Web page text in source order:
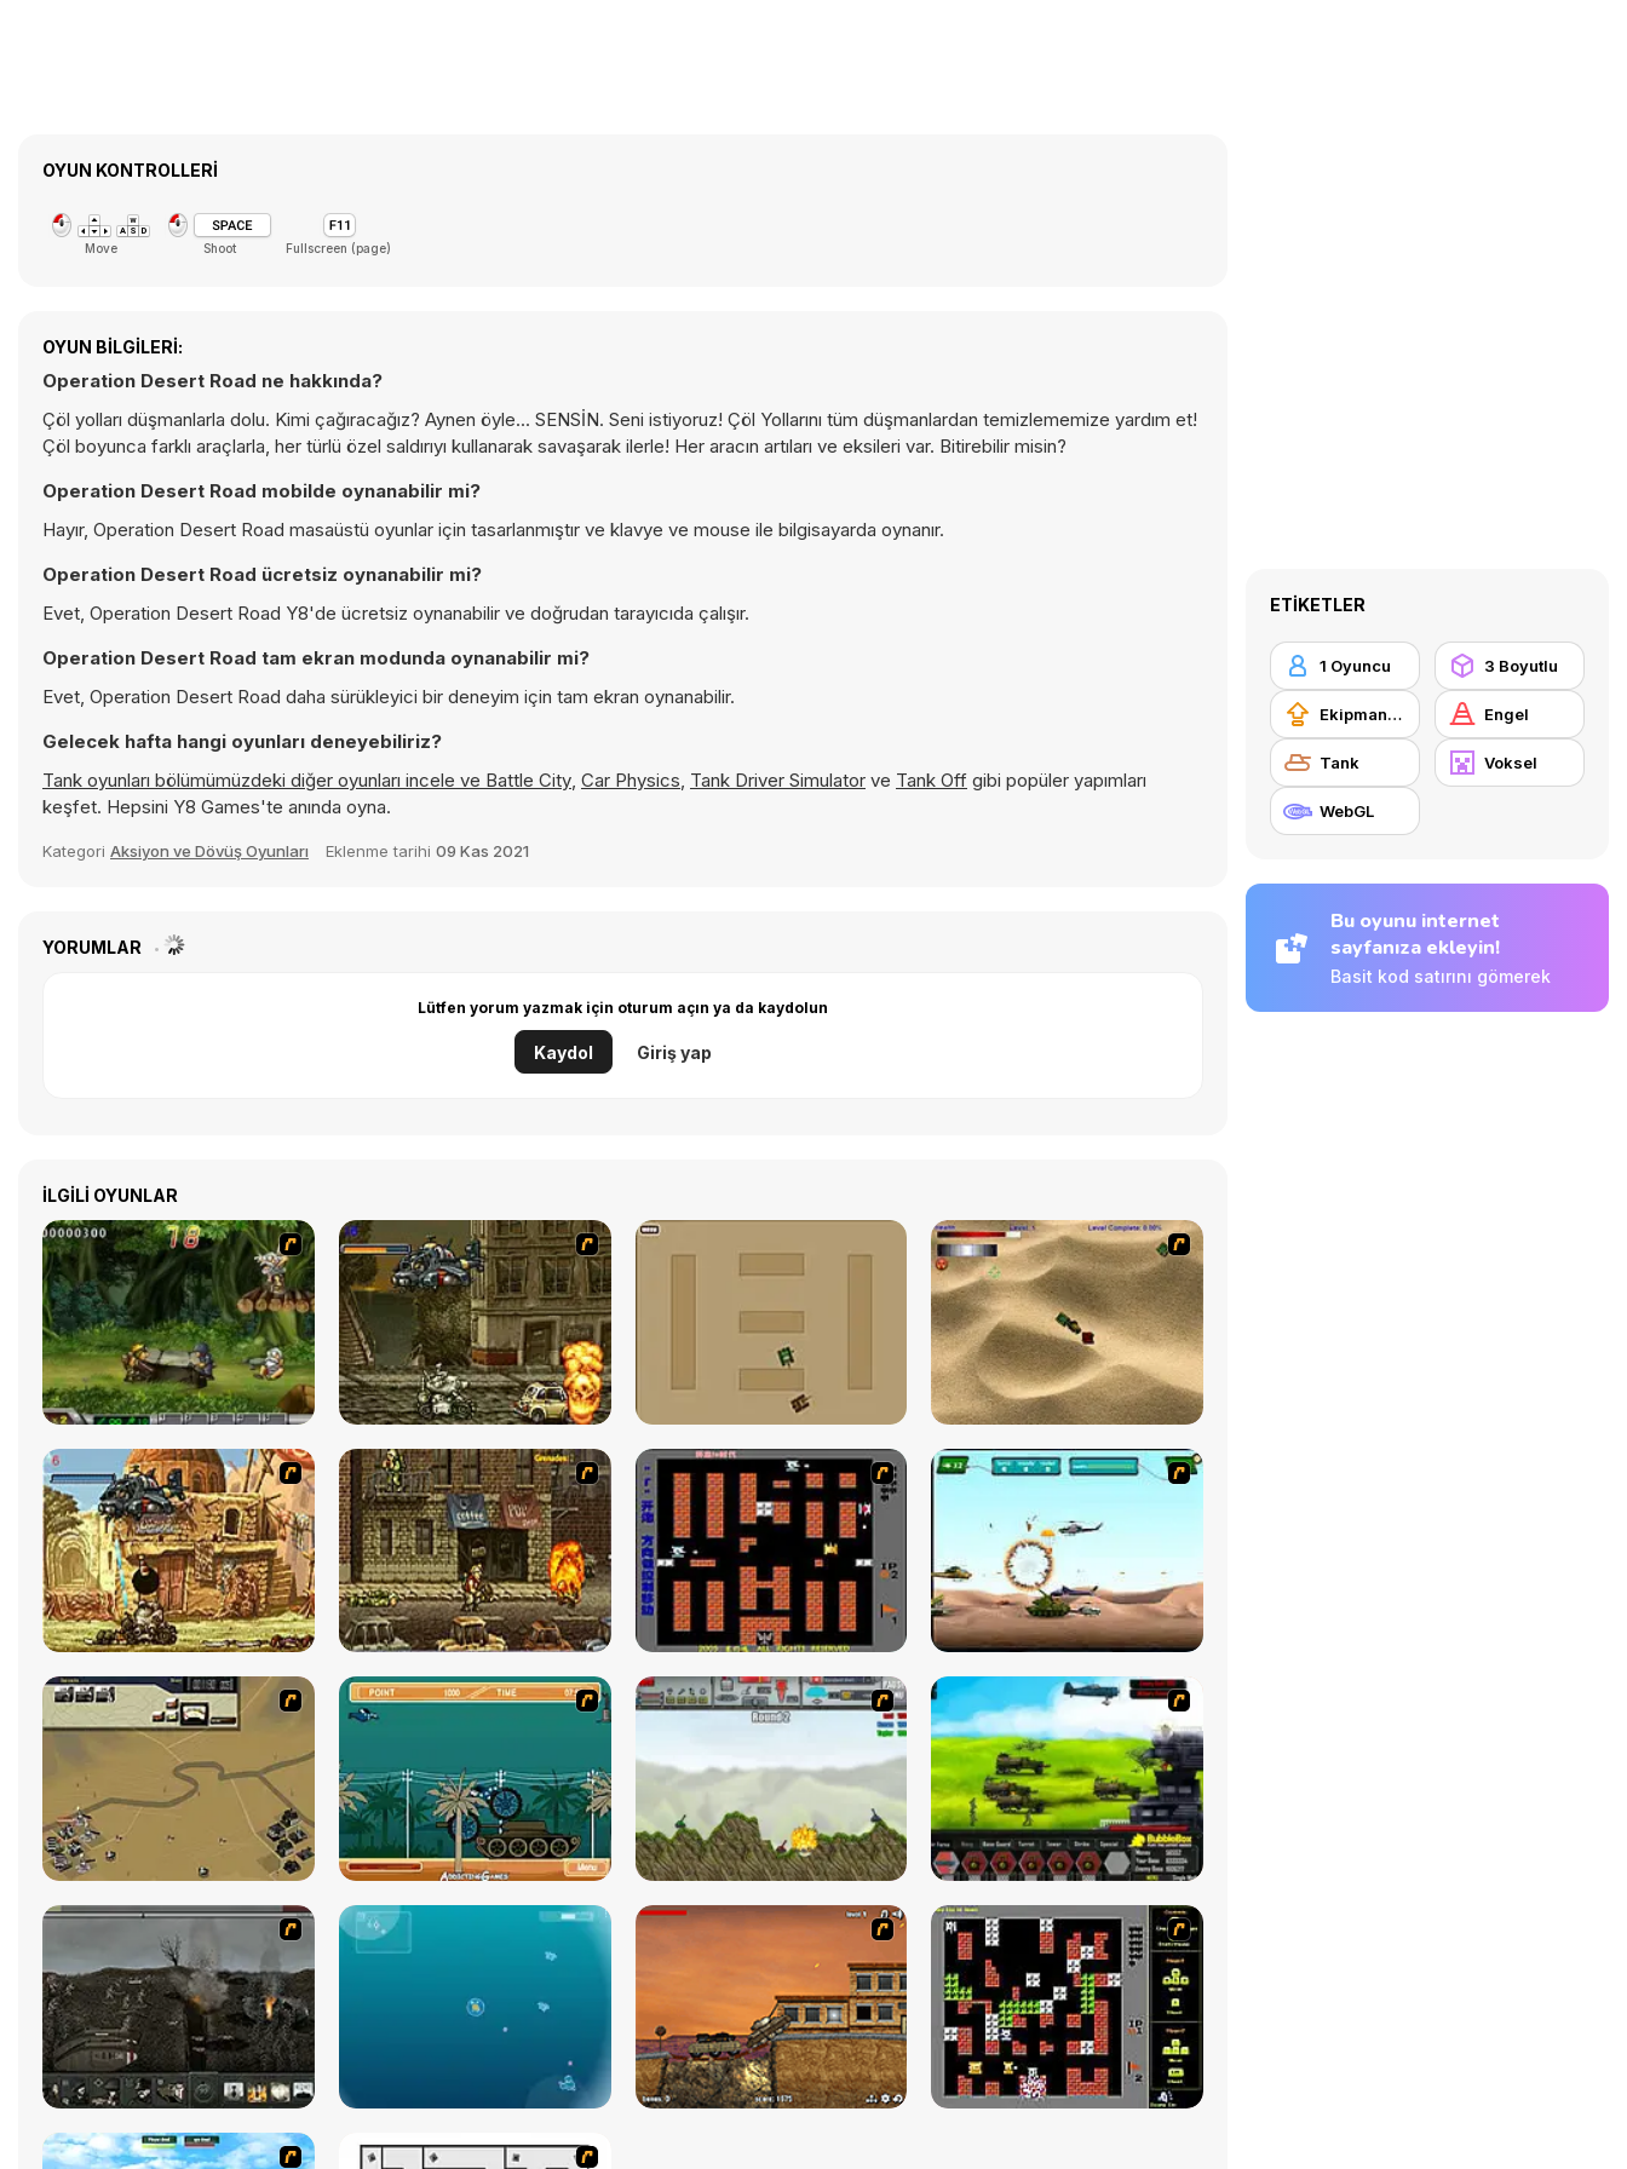
OYUN KONTROLLERI
Move Shoot Fullscreen (page)
OYUN BILGILERI:
Operation Desert Road ne hakkında?
Çöl yolları düşmanlarla dolu. Kimi çağıracağız? Aynen öyle... SENSİN. Seni istiyoruz! Çöl Yollarını tüm düşmanlardan temizlememize yardım et!
Çöl boyunca farklı araçlarla, her türlü özel saldırıyı kullanarak savaşarak ilerle! Her aracın artıları ve eksileri var. Bitirebilir misin?
Operation Desert Road mobilde oynanabilir mi?
Hayır, Operation Desert Road masaüstü oyunlar için tasarlanmıştır ve klavye ve mouse ile bilgisayarda oynanır.
Operation Desert Road ücretsiz oynanabilir mi?
Evet, Operation Desert Road Y8'de ücretsiz oynanabilir ve doğrudan tarayıcıda çalışır.
Operation Desert Road tam ekran modunda oynanabilir mi?
Evet, Operation Desert Road daha sürükleyici bir deneyim için tam ekran oynanabilir.
Gelecek hafta hangi oyunları deneyebiliriz?
Tank oyunları bölümümüzdeki diğer oyunları incele ve Battle City, Car Physics, Tank Driver Simulator ve Tank Off gibi popüler yapımları
keşfet. Hepsini Y8 Games'te anında oyna.
Kategori Aksiyon ve Dövüş Oyunları Eklenme tarihi 09 Kas 2021
YORUMLAR
Lütfen yorum yazmak için oturum açın ya da kaydolun
Kaydol Giriş yap
İLGILI OYUNLAR
ETIKETLER
1 Oyuncu 3 Boyutlu
Ekipman güncellemesi satın alma Engel
Tank Voksel
WebGL
Bu oyunu internet
sayfanıza ekleyin!
Basit kod satırını gömerek